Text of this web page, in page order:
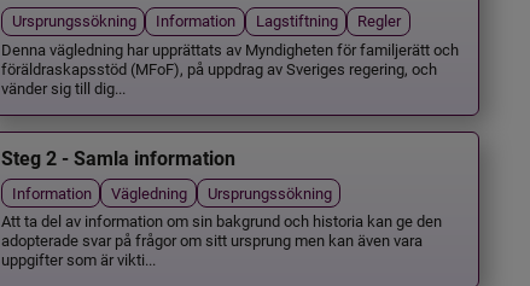
Ursprungssökning Information Lagstiftning
Regler
Denna vägledning har upprättats av Myndigheten för familjerätt och
föräldraskapsstöd (MFoF), på uppdrag av Sveriges regering, och
vänder sig till dig...
Steg 2 - Samla information
Information Vägledning
Ursprungssökning
Att ta del av information om sin bakgrund och historia kan ge den
adopterade svar på frågor om sitt ursprung men kan även vara
uppgifter som är vikti...